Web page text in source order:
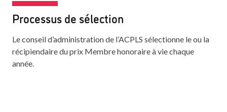
Processus de sélection
Le conseil d’administration de l’ACPLS sélectionne le ou la
récipiendaire du prix Membre honoraire à vie chaque
année.